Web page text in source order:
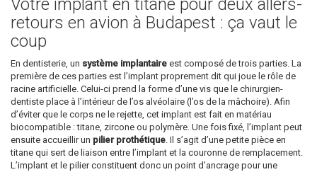
Votre implant en titane pour deux allers-
retours en avion à Budapest : ça vaut le
coup
En dentisterie, un système implantaire est composé de trois parties. La
première de ces parties est l’implant proprement dit qui joue le rôle de
racine artificielle. Celui-ci prend la forme d’une vis que le chirurgien-
dentiste place à l’intérieur de l’os alvéolaire (l’os de la mâchoire). Afin
d’éviter que le corps ne le rejette, cet implant est fait en matériau
biocompatible : titane, zircone ou polymère. Une fois fixé, l’implant peut
ensuite accueillir un pilier prothétique. Il s’agit d’une petite pièce en
titane qui sert de liaison entre l’implant et la couronne de remplacement.
L’implant et le pilier constituent donc un point d’ancrage pour une